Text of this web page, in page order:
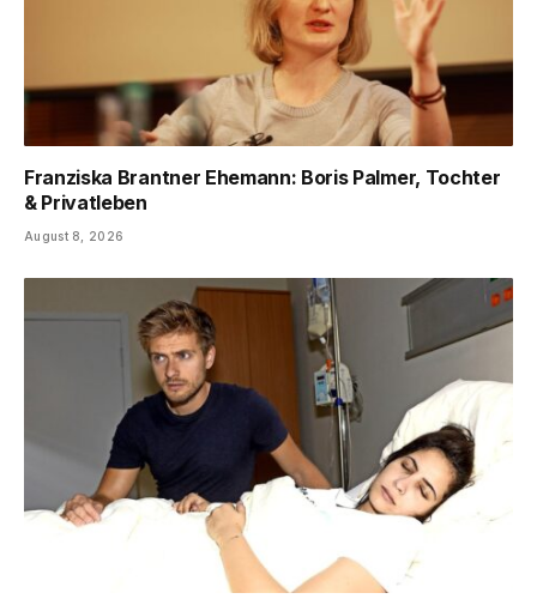
Franziska Brantner Ehemann: Boris Palmer, Tochter
& Privatleben
August 8, 2026